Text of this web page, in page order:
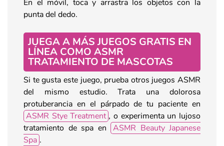
En el móvil, toca y arrastra los objetos con la
punta del dedo.
JUEGA A MÁS JUEGOS GRATIS EN
LÍNEA COMO ASMR
TRATAMIENTO DE MASCOTAS
Si te gusta este juego, prueba otros juegos ASMR
del mismo estudio. Trata una dolorosa
protuberancia en el párpado de tu paciente en
ASMR Stye Treatment , o experimenta un lujoso
tratamiento de spa en
ASMR Beauty Japanese
Spa .